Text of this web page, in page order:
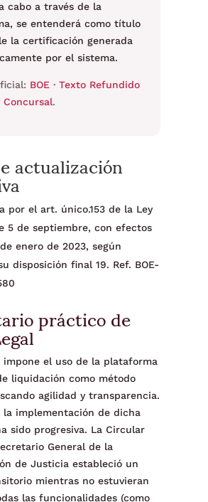
cabo a través de la
se entenderá como título
la certificación generada
por el sistema.
BOE · Texto Refundido
Concursal.
actualización
por el art. único.153 de la Ley
5 de septiembre, con efectos
enero de 2023, según
disposición final 19. Ref. BOE-
práctico de
impone el uso de la plataforma
liquidación como método
agilidad y transparencia.
la implementación de dicha
sido progresiva. La Circular
General de la
de Justicia estableció un
mientras no estuvieran
las funcionalidades (como